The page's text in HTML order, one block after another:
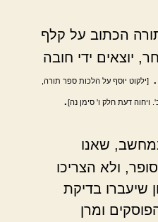
הכתוב על קלף
יוצאים ידי חובה
[ילקוט יוסף על הלכות ספר תורה,
ויחוה דעת חלק ו' סימן נה] .
שאנו
ולא הצריכו
שיעברו בדיקת
ומרן